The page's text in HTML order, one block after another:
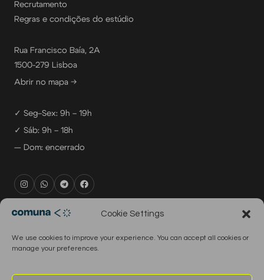
Cookie Settings
We use cookies to improve your experience. You can accept all cookies or
manage your preferences.
Recrutamento
Regras e condições do estúdio
Rua Francisco Baía, 2A
1500-279 Lisboa
Abrir no mapa →
✓ Seg–Sex: 9h – 19h
✓ Sáb: 9h – 18h
— Dom: encerrado
rental@comuna.pt
production@comuna.pt